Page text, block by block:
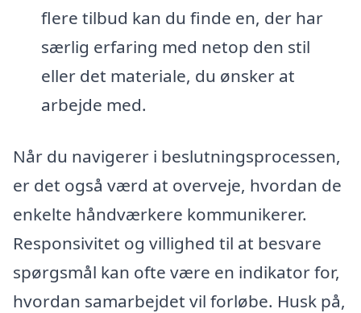
flere tilbud kan du finde en, der har
særlig erfaring med netop den stil
eller det materiale, du ønsker at
arbejde med.
Når du navigerer i beslutningsprocessen,
er det også værd at overveje, hvordan de
enkelte håndværkere kommunikerer.
Responsivitet og villighed til at besvare
spørgsmål kan ofte være en indikator for,
hvordan samarbejdet vil forløbe. Husk på,